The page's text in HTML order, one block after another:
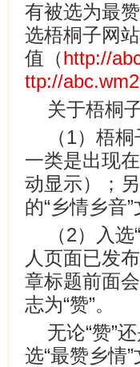
有被选为最
选梧桐子网
值（http://
ttp://
关于梧桐
（1）梧
一类是出现
动显示）；
的“乡情乡音
（2）入
人页面已发
章标题前面
志为“赞”。
无论“赞”
选“最赞乡情